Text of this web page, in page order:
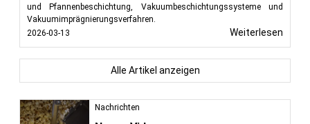
Nachrichten
und Pfannenbeschichtung, Vakuumbeschichtungssysteme und
Vakuumimprägnierungsverfahren.
2026-03-13
Weiterlesen
Alle Artikel anzeigen